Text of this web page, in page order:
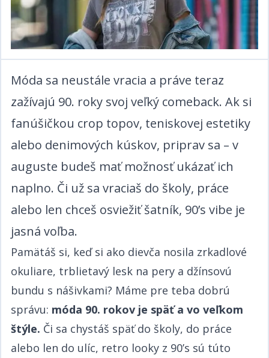
Móda sa neustále vracia a práve teraz
zažívajú 90. roky svoj veľký comeback. Ak si
fanúšičkou crop topov, teniskovej estetiky
alebo denimových kúskov, priprav sa – v
auguste budeš mať možnosť ukázať ich
naplno. Či už sa vraciaš do školy, práce
alebo len chceš osviežiť šatník, 90’s vibe je
jasná voľba.​​​​‌ ‍ ​‍​‍‌‍ ‌ ​‍‌‍‍‌‌‍‌ ‌‍‍‌‌‍ ‍​‍​‍​ ‍‍​‍​‍‌ ​ ‌‍​‌‌‍ ‍‌‍‍‌‌ ‌​‌ ‍‌​‍ ‍‌‍‍‌‌‍ ​‍​‍​‍ ​​‍​‍‌‍‍​‌ ​‍‌‍‌‌‌‍‌‍​‍​‍​ ‍‍​‍​‍‌‍‍​‌ ‌​‌ ‌​‌ ​​​ ‍‍​‍ ​‍ ‌‍ ​‌‍ ‌‍​ ‌‍​‌‌‍ ​‌‍‍​‌‍ ‌ ​ ‌ ‌​​ ‍‍​ ​ ​ ​​​ ​​​ ​​​‍ ‌ ​ ‌ ‌​‌ ‌‌‌‍‌​‌‍‍‌‌‍ ​‍ ‌‍‍‌‌‍ ‍‌ ‌​‌‍‌‌‌‍ ‍‌ ‌​​‍ ‌‍‌‌‌‍‌​‌‍‍‌‌ ‌​​‍ ‌‍ ‌‌‍ ‌‍‌​‌‍‌‌​ ‌‌ ​​‌ ​‍‌‍‌‌‌ ​ ‌‍‌‌‌‍ ‍‌ ‌​‌‍​‌‌ ‌​‌‍‍‌‌‍ ‌‍ ‍​ ‍ ‌‍‍‌‌‍‌​​ ‌​ ​‍‌‍​ ‌‍​ ‌‍‌​​ ‍​​ ‍​​ ‌‌​ ​‌​‍ ‌​ ‍​​ ​ ‌‍​‌​ ​‌​‍ ‌​ ‌​‌‍‌​​ ​‌​ ​‍​‍ ‌‌‍​‌‌‍​‌​ ​​​ ​​​‍ ‌​ ‍‌​ ‌ ​ ​‌‌‍​ ​ ​‌​ ​‌‌‍​‍‌‍‌​​ ​‍‌‍‌​‌‍‌‍​ ‌ ​ ‍ ‌ ‌​‌ ‍‌‌ ​​‌‍‌‌​ ‌‌ ​​‌‍ ‌ ​ ‌ ‌​​ ‍ ‌ ​​‌‍​‌‌ ‌​‌‍‍​​ ‌‌‍​ ‌‍ ‌‍ ‍‌ ‌​‌‍‌‌‌‍ ‍‌ ‌​​‍‌‌​ ‌‌‌​​‍‌‌ ‌‍‍ ‌‍‌‌‌ ‍‌​‍‌‌​ ​ ‌​‌​​‍‌‌​ ​ ‌​‌​​‍‌‌​ ​‍​ ​‍‌‍‌‍​ ‌ ​ ‌​‌‍‌‌​ ​ ​ ‌ ​ ‌​​ ‍‌‌‍‌‍‌‍‌​​ ‍​‌‍‌​​‍‌‌​ ​‍​ ​‍​‍‌‌​ ‌‌‌​‌​​‍ ‍‌ ‌​‌‍‌‌‌ ‍​‌ ‌​​‍‌‌​ ‌‌‌​​‍‌‌ ‌‍‍ ‌‍‌‌‌ ‍‌​‍‌‌​ ​ ‌​‌​​‍‌‌​ ​ ‌​‌​​‍‌‌​ ​‍​ ​‍‌‍​‍​ ​ ‌‍​‍​ ​ ​ ‌​​ ​‍​ ​‌‌‍‌​​ ​‌‌‍​‌​ ‍‌​ ‌‍​‍‌‌​ ​‍​ ​‍​‍‌‌​ ‌‌‌​‌​​‍ ‍‌‍​ ‌‍‍​‌‍‍‌‌‍ ​‌‍‌​‌ ​‍‌‍‌‌‌‍ ‍​‍‌‌​ ‌‌‌​​‍‌‌ ‌‍‍ ‌‍‌‌‌ ‍‌​‍‌‌​ ​ ‌​‌​​‍‌‌​ ​ ‌​‌​​‍‌‌​ ​‍​ ​‍​ ​ ​ ​‌​ ​​​ ​​​ ​​‌‍​ ​ ‌‌​ ​‌​ ​​​ ‌‍​ ‌‍​ ‌‌​‍‌‌​ ​‍​ ​‍​‍‌‌​ ‌‌‌​‌​​‍ ‍‌ ‌​‌‍‌‌‌ ‍​‌ ‌​​ ‌‍​‍‌‍​‌‌ ​ ‌‍‌‌‌‌‌‌‌ ​‍‌‍ ​​ ‌‌‍‍​‌ ‌​‌ ‌​‌ ​​​‍‌‌​ ​ ‌​​‌​‍‌‌​ ​‍‌​‌‍​‍‌‌​ ​‍‌​‌‍‌‍ ​‌‍ ‌‍​ ‌‍​‌‌‍ ​‌‍‍​‌‍ ‌ ​ ‌ ‌​​‍‌‌​ ​ ‌​​‌​ ​ ​ ​​​ ​​​ ​​​‍‌‌​ ​‍‌​‌‍‌ ​ ‌ ‌​‌ ‌‌‌‍‌​‌‍‍‌‌‍ ​‍‌‍‌‍‍‌‌‍‌​​ ‌​ ​‍‌‍​ ‌‍​ ‌‍‌​​ ‍​​ ‍​​ ‌‌​ ​‌​‍ ‌​ ‍​​ ​ ‌‍​‌​ ​‌​‍ ‌​ ‌​‌‍‌​​ ​‌​ ​‍​‍ ‌‌‍​‌‌‍​‌​ ​​​ ​​​‍ ‌​ ‍‌​ ‌ ​ ​‌‌‍​ ​ ​‌​ ​‌‌‍​‍‌‍‌​​ ​‍‌‍‌​‌‍‌‍​ ‌ ​‍‌‍‌ ‌​‌ ‍‌‌ ​​‌‍‌‌​ ‌‌ ​​‌‍ ‌ ​ ‌ ‌​​‍‌‍‌ ​​‌‍​‌‌ ‌​‌‍‍​​ ‌‌‍​ ‌‍ ‌‍ ‍‌ ‌​‌‍‌‌‌‍ ‍‌ ‌​​‍‌‌​ ‌‌‌​​‍‌‌ ‌‍‍ ‌‍‌‌‌ ‍‌​‍‌‌​ ​ ‌​‌​​‍‌‌​ ​ ‌​‌​​‍‌‌​ ​‍​ ​‍‌‍‌‍​ ‌ ​ ‌​‌‍‌‌​ ​ ​ ‌ ​ ‌​​ ‍‌‌‍‌‍‌‍‌​​ ‍​‌‍‌​​‍‌‌​ ​‍​ ​‍​‍‌‌​ ‌‌‌​‌​​‍ ‍‌ ‌​‌‍‌‌‌ ‍​‌ ‌​​‍‌‌​ ‌‌‌​​‍‌‌ ‌‍‍ ‌‍‌‌‌ ‍‌​‍‌‌​ ​ ‌​‌​​‍‌‌​ ​ ‌​‌​​‍‌‌​ ​‍​ ​‍‌‍​‍​ ​ ‌‍​‍​ ​ ​ ‌​​ ​‍​ ​‌‌‍‌​​ ​‌‌‍​‌​ ‍‌​ ‌‍​‍‌‌​ ​‍​ ​‍​‍‌‌​ ‌‌‌​‌​​‍ ‍‌‍​ ‌‍‍​‌‍‍‌‌‍ ​‌‍‌​‌ ​‍‌‍‌‌‌‍ ‍​‍‌‌​ ‌‌‌​​‍‌‌ ‌‍‍ ‌‍‌‌‌ ‍‌​‍‌‌​ ​ ‌​‌​​‍‌‌​ ​ ‌​‌​​‍‌‌​ ​‍​ ​‍​ ​ ​ ​‌​ ​​​ ​​​ ​​‌‍​ ​ ‌‌​ ​‌​ ​​​ ‌‍​ ‌‍​ ‌‌​‍‌‌​ ​‍​ ​‍​‍‌‌​ ‌‌‌​‌​​‍ ‍‌ ‌​‌‍‌‌‌ ‍​‌ ‌​​‍‌‍‌ ​​‌‍‌‌‌ ​‍‌ ​ ‌ ​​‌‍‌‌‌‍​ ‌ ‌​‌‍‍‌‌ ‌‍‌‍‌‌​ ‌‌ ​​‌ ‌‌‌‍​‍‌‍ ​‌‍‍‌‌ ​ ‌‍‍​‌‍‌‌‌‍‌​​‍​‍‌ ‌
Pamätáš si, keď si ako dievča nosila zrkadlové
okuliare, trblietavý lesk na pery a džínsovú
bundu s nášivkami? Máme pre teba dobrú
správu: ​​​​‌ ‍ ​‍​‍‌‍ ‌ ​‍‌‍‍‌‌‍‌ ‌‍‍‌‌‍ ‍​‍​‍​ ‍‍​‍​‍‌ ​ ‌‍​‌‌‍ ‍‌‍‍‌‌ ‌​‌ ‍‌​‍ ‍‌‍‍‌‌‍ ​‍​‍​‍ ​​‍​‍‌‍‍​‌ ​‍‌‍‌‌‌‍‌‍​‍​‍​ ‍‍​‍​‍‌‍‍​‌ ‌​‌ ‌​‌ ​​​ ‍‍​‍ ​‍ ‌‍ ​‌‍ ‌‍​ ‌‍​‌‌‍ ​‌‍‍​‌‍ ‌ ​ ‌ ‌​​ ‍‍​ ​ ​ ​​​ ​​​ ​​​‍ ‌ ​ ‌ ‌​‌ ‌‌‌‍‌​‌‍‍‌‌‍ ​‍ ‌‍‍‌‌‍ ‍‌ ‌​‌‍‌‌‌‍ ‍‌ ‌​​‍ ‌‍‌‌‌‍‌​‌‍‍‌‌ ‌​​‍ ‌‍ ‌‌‍ ‌‍‌​‌‍‌‌​ ‌‌ ​​‌ ​‍‌‍‌‌‌ ​ ‌‍‌‌‌‍ ‍‌ ‌​‌‍​‌‌ ‌​‌‍‍‌‌‍ ‌‍ ‍​ ‍ ‌‍‍‌‌‍‌​​ ‌​ ​‍‌‍​ ‌‍​ ‌‍‌​​ ‍​​ ‍​​ ‌‌​ ​‌​‍ ‌​ ‍​​ ​ ‌‍​‌​ ​‌​‍ ‌​ ‌​‌‍‌​​ ​‌​ ​‍​‍ ‌‌‍​‌‌‍​‌​ ​​​ ​​​‍ ‌​ ‍‌​ ‌ ​ ​‌‌‍​ ​ ​‌​ ​‌‌‍​‍‌‍‌​​ ​‍‌‍‌​‌‍‌‍​ ‌ ​ ‍ ‌ ‌​‌ ‍‌‌ ​​‌‍‌‌​ ‌‌ ​​‌‍ ‌ ​ ‌ ‌​​ ‍ ‌ ​​‌‍​‌‌ ‌​‌‍‍​​ ‌‌‍​ ‌‍ ‌‍ ‍‌ ‌​‌‍‌‌‌‍ ‍‌ ‌​​‍‌‌​ ‌‌‌​​‍‌‌ ‌‍‍ ‌‍‌‌‌ ‍‌​‍‌‌​ ​ ‌​‌​​‍‌‌​ ​ ‌​‌​​‍‌‌​ ​‍​ ​‍​ ‍​‌‍​‌​ ‌​​ ‌ ​ ‌‍​ ‍​​ ​ ‌‍‌‍​ ​‌​ ‌ ‌‍‌‍‌‍​‍​‍‌‌​ ​‍​ ​‍​‍‌‌​ ‌‌‌​‌​​‍ ‍‌‍​ ‌‍‍​‌‍‍‌‌‍ ​‌‍‌​‌ ​‍‌‍‌‌‌‍ ‍​‍‌‌​ ‌‌‌​​‍‌‌ ‌‍‍ ‌‍‌‌‌ ‍‌​‍‌‌​ ​ ‌​‌​​‍‌‌​ ​ ‌​‌​​‍‌‌​ ​‍​ ​‍​ ‌‌​ ‌ ‌‍​ ​ ‌ ​ ‌​‌‍​ ​ ‌‍​ ‍​​ ‌‍​ ​‍​ ‍‌​ ​‍​‍‌‌​ ​‍​ ​‍​‍‌‌​ ‌‌‌​‌​​‍ ‍‌ ‌​‌‍‌‌‌ ‍​‌ ‌​​ ‌‍​‍‌‍​‌‌ ​ ‌‍‌‌‌‌‌‌‌ ​‍‌‍ ​​ ‌‌‍‍​‌ ‌​‌ ‌​‌ ​​​‍‌‌​ ​ ‌​​‌​‍‌‌​ ​‍‌​‌‍​‍‌‌​ ​‍‌​‌‍‌‍ ​‌‍ ‌‍​ ‌‍​‌‌‍ ​‌‍‍​‌‍ ‌ ​ ‌ ‌​​‍‌‌​ ​ ‌​​‌​ ​ ​ ​​​ ​​​ ​​​‍‌‌​ ​‍‌​‌‍‌ ​ ‌ ‌​‌ ‌‌‌‍‌​‌‍‍‌‌‍ ​‍‌‍‌‍‍‌‌‍‌​​ ‌​ ​‍‌‍​ ‌‍​ ‌‍‌​​ ‍​​ ‍​​ ‌‌​ ​‌​‍ ‌​ ‍​​ ​ ‌‍​‌​ ​‌​‍ ‌​ ‌​‌‍‌​​ ​‌​ ​‍​‍ ‌‌‍​‌‌‍​‌​ ​​​ ​​​‍ ‌​ ‍‌​ ‌ ​ ​‌‌‍​ ​ ​‌​ ​‌‌‍​‍‌‍‌​​ ​‍‌‍‌​‌‍‌‍​ ‌ ​‍‌‍‌ ‌​‌ ‍‌‌ ​​‌‍‌‌​ ‌‌ ​​‌‍ ‌ ​ ‌ ‌​​‍‌‍‌ ​​‌‍​‌‌ ‌​‌‍‍​​ ‌‌‍​ ‌‍ ‌‍ ‍‌ ‌​‌‍‌‌‌‍ ‍‌ ‌​​‍‌‌​ ‌‌‌​​‍‌‌ ‌‍‍ ‌‍‌‌‌ ‍‌​‍‌‌​ ​ ‌​‌​​‍‌‌​ ​ ‌​‌​​‍‌‌​ ​‍​ ​‍​ ‍​‌‍​‌​ ‌​​ ‌ ​ ‌‍​ ‍​​ ​ ‌‍‌‍​ ​‌​ ‌ ‌‍‌‍‌‍​‍​‍‌‌​ ​‍​ ​‍​‍‌‌​ ‌‌‌​‌​​‍ ‍‌‍​ ‌‍‍​‌‍‍‌‌‍ ​‌‍‌​‌ ​‍‌‍‌‌‌‍ ‍​‍‌‌​ ‌‌‌​​‍‌‌ ‌‍‍ ‌‍‌‌‌ ‍‌​‍‌‌​ ​ ‌​‌​​‍‌‌​ ​ ‌​‌​​‍‌‌​ ​‍​ ​‍​ ‌‌​ ‌ ‌‍​ ​ ‌ ​ ‌​‌‍​ ​ ‌‍​ ‍​​ ‌‍​ ​‍​ ‍‌​ ​‍​‍‌‌​ ​‍​ ​‍​‍‌‌​ ‌‌‌​‌​​‍ ‍‌ ‌​‌‍‌‌‌ ‍​‌ ‌​​‍‌‍‌ ​​‌‍‌‌‌ ​‍‌ ​ ‌ ​​‌‍‌‌‌‍​ ‌ ‌​‌‍‍‌‌ ‌‍‌‍‌‌​ ‌‌ ​​‌ ‌‌‌‍​‍‌‍ ​‌‍‍‌‌ ​ ‌‍‍​‌‍‌‌‌‍‌​​‍​‍‌ ‌ móda 90. rokov je späť a vo veľkom
štýle.​​​​‌ ‍ ​‍​‍‌‍ ‌ ​‍‌‍‍‌‌‍‌ ‌‍‍‌‌‍ ‍​‍​‍​ ‍‍​‍​‍‌ ​ ‌‍​‌‌‍ ‍‌‍‍‌‌ ‌​‌ ‍‌​‍ ‍‌‍‍‌‌‍ ​‍​‍​‍ ​​‍​‍‌‍‍​‌ ​‍‌‍‌‌‌‍‌‍​‍​‍​ ‍‍​‍​‍‌‍‍​‌ ‌​‌ ‌​‌ ​​​ ‍‍​‍ ​‍ ‌‍ ​‌‍ ‌‍​ ‌‍​‌‌‍ ​‌‍‍​‌‍ ‌ ​ ‌ ‌​​ ‍‍​ ​ ​ ​​​ ​​​ ​​​‍ ‌ ​ ‌ ‌​‌ ‌‌‌‍‌​‌‍‍‌‌‍ ​‍ ‌‍‍‌‌‍ ‍‌ ‌​‌‍‌‌‌‍ ‍‌ ‌​​‍ ‌‍‌‌‌‍‌​‌‍‍‌‌ ‌​​‍ ‌‍ ‌‌‍ ‌‍‌​‌‍‌‌​ ‌‌ ​​‌ ​‍‌‍‌‌‌ ​ ‌‍‌‌‌‍ ‍‌ ‌​‌‍​‌‌ ‌​‌‍‍‌‌‍ ‌‍ ‍​ ‍ ‌‍‍‌‌‍‌​​ ‌​ ​‍‌‍​ ‌‍​ ‌‍‌​​ ‍​​ ‍​​ ‌‌​ ​‌​‍ ‌​ ‍​​ ​ ‌‍​‌​ ​‌​‍ ‌​ ‌​‌‍‌​​ ​‌​ ​‍​‍ ‌‌‍​‌‌‍​‌​ ​​​ ​​​‍ ‌​ ‍‌​ ‌ ​ ​‌‌‍​ ​ ​‌​ ​‌‌‍​‍‌‍‌​​ ​‍‌‍‌​‌‍‌‍​ ‌ ​ ‍ ‌ ‌​‌ ‍‌‌ ​​‌‍‌‌​ ‌‌ ​​‌‍ ‌ ​ ‌ ‌​​ ‍ ‌ ​​‌‍​‌‌ ‌​‌‍‍​​ ‌‌‍​ ‌‍ ‌‍ ‍‌ ‌​‌‍‌‌‌‍ ‍‌ ‌​​‍‌‌​ ‌‌‌​​‍‌‌ ‌‍‍ ‌‍‌‌‌ ‍‌​‍‌‌​ ​ ‌​‌​​‍‌‌​ ​ ‌​‌​​‍‌‌​ ​‍​ ​‍​ ‍​‌‍​‌​ ‌​​ ‌ ​ ‌‍​ ‍​​ ​ ‌‍‌‍​ ​‌​ ‌ ‌‍‌‍‌‍​‍​‍‌‌​ ​‍​ ​‍​‍‌‌​ ‌‌‌​‌​​‍ ‍‌‍​ ‌‍‍​‌‍‍‌‌‍ ​‌‍‌​‌ ​‍‌‍‌‌‌‍ ‍​‍‌‌​ ‌‌‌​​‍‌‌ ‌‍‍ ‌‍‌‌‌ ‍‌​‍‌‌​ ​ ‌​‌​​‍‌‌​ ​ ‌​‌​​‍‌‌​ ​‍​ ​‍​ ​ ​ ​ ​ ‌ ​ ​‌‌‍‌‍​ ‌​​ ‍‌​ ‍​​ ​‍​ ​ ‌‍‌​‌‍​‌​‍‌‌​ ​‍​ ​‍​‍‌‌​ ‌‌‌​‌​​‍ ‍‌ ‌​‌‍‌‌‌ ‍​‌ ‌​​ ‌‍​‍‌‍​‌‌ ​ ‌‍‌‌‌‌‌‌‌ ​‍‌‍ ​​ ‌‌‍‍​‌ ‌​‌ ‌​‌ ​​​‍‌‌​ ​ ‌​​‌​‍‌‌​ ​‍‌​‌‍​‍‌‌​ ​‍‌​‌‍‌‍ ​‌‍ ‌‍​ ‌‍​‌‌‍ ​‌‍‍​‌‍ ‌ ​ ‌ ‌​​‍‌‌​ ​ ‌​​‌​ ​ ​ ​​​ ​​​ ​​​‍‌‌​ ​‍‌​‌‍‌ ​ ‌ ‌​‌ ‌‌‌‍‌​‌‍‍‌‌‍ ​‍‌‍‌‍‍‌‌‍‌​​ ‌​ ​‍‌‍​ ‌‍​ ‌‍‌​​ ‍​​ ‍​​ ‌‌​ ​‌​‍ ‌​ ‍​​ ​ ‌‍​‌​ ​‌​‍ ‌​ ‌​‌‍‌​​ ​‌​ ​‍​‍ ‌‌‍​‌‌‍​‌​ ​​​ ​​​‍ ‌​ ‍‌​ ‌ ​ ​‌‌‍​ ​ ​‌​ ​‌‌‍​‍‌‍‌​​ ​‍‌‍‌​‌‍‌‍​ ‌ ​‍‌‍‌ ‌​‌ ‍‌‌ ​​‌‍‌‌​ ‌‌ ​​‌‍ ‌ ​ ‌ ‌​​‍‌‍‌ ​​‌‍​‌‌ ‌​‌‍‍​​ ‌‌‍​ ‌‍ ‌‍ ‍‌ ‌​‌‍‌‌‌‍ ‍‌ ‌​​‍‌‌​ ‌‌‌​​‍‌‌ ‌‍‍ ‌‍‌‌‌ ‍‌​‍‌‌​ ​ ‌​‌​​‍‌‌​ ​ ‌​‌​​‍‌‌​ ​‍​ ​‍​ ‍​‌‍​‌​ ‌​​ ‌ ​ ‌‍​ ‍​​ ​ ‌‍‌‍​ ​‌​ ‌ ‌‍‌‍‌‍​‍​‍‌‌​ ​‍​ ​‍​‍‌‌​ ‌‌‌​‌​​‍ ‍‌‍​ ‌‍‍​‌‍‍‌‌‍ ​‌‍‌​‌ ​‍‌‍‌‌‌‍ ‍​‍‌‌​ ‌‌‌​​‍‌‌ ‌‍‍ ‌‍‌‌‌ ‍‌​‍‌‌​ ​ ‌​‌​​‍‌‌​ ​ ‌​‌​​‍‌‌​ ​‍​ ​‍​ ​ ​ ​ ​ ‌ ​ ​‌‌‍‌‍​ ‌​​ ‍‌​ ‍​​ ​‍​ ​ ‌‍‌​‌‍​‌​‍‌‌​ ​‍​ ​‍​‍‌‌​ ‌‌‌​‌​​‍ ‍‌ ‌​‌‍‌‌‌ ‍​‌ ‌​​‍‌‍‌ ​​‌‍‌‌‌ ​‍‌ ​ ‌ ​​‌‍‌‌‌‍​ ‌ ‌​‌‍‍‌‌ ‌‍‌‍‌‌​ ‌‌ ​​‌ ‌‌‌‍​‍‌‍ ​‌‍‍‌‌ ​ ‌‍‍​‌‍‌‌‌‍‌​​‍​‍‌ ‌ Či sa chystáš späť do školy, do práce
alebo len do ulíc, retro looky z 90’s sú túto